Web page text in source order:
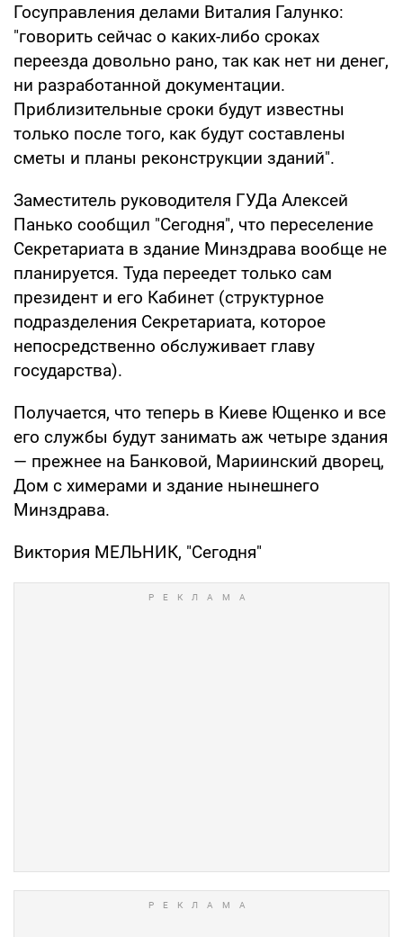
Госуправления делами Виталия Галунко:
"говорить сейчас о каких-либо сроках
переезда довольно рано, так как нет ни денег,
ни разработанной документации.
Приблизительные сроки будут известны
только после того, как будут составлены
сметы и планы реконструкции зданий".
Заместитель руководителя ГУДа Алексей
Панько сообщил "Сегодня", что переселение
Секретариата в здание Минздрава вообще не
планируется. Туда переедет только сам
президент и его Кабинет (структурное
подразделения Секретариата, которое
непосредственно обслуживает главу
государства).
Получается, что теперь в Киеве Ющенко и все
его службы будут занимать аж четыре здания
— прежнее на Банковой, Мариинский дворец,
Дом с химерами и здание нынешнего
Минздрава.
Виктория МЕЛЬНИК, "Сегодня"